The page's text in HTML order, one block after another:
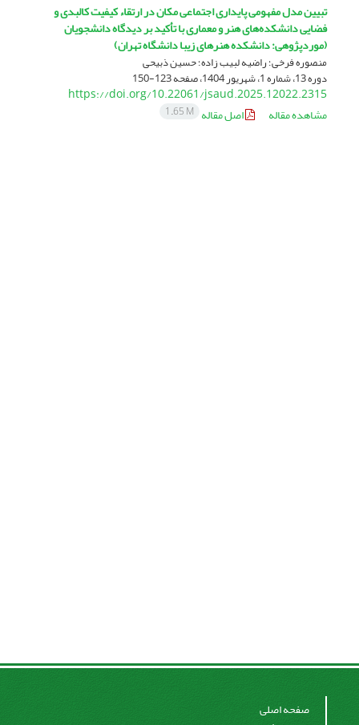
تبیین مدل مفهومی پایداری اجتماعی مکان در ارتقاء کیفیت کالبدی و
فضایی دانشکده‌های هنر و معماری با تأکید بر دیدگاه دانشجویان
(موردپژوهی: دانشکده هنرهای زیبا دانشگاه تهران)
منصوره فرخی؛ راضیه لبیب زاده؛ حسین ذبیحی
دوره 13، شماره 1، شهریور 1404، صفحه 123-150
https://doi.org/10.22061/jsaud.2025.12022.2315
مشاهده مقاله
اصل مقاله 1.65 M
صفحه اصلی